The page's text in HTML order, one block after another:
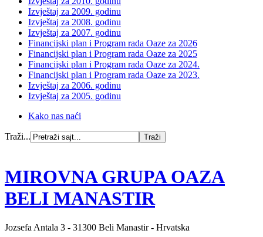
Izvještaj za 2009. godinu
Izvještaj za 2008. godinu
Izvještaj za 2007. godinu
Financijski plan i Program rada Oaze za 2026
Financijski plan i Program rada Oaze za 2025
Financijski plan i Program rada Oaze za 2024.
Financijski plan i Program rada Oaze za 2023.
Izvještaj za 2006. godinu
Izvještaj za 2005. godinu
Kako nas naći
Traži...
MIROVNA GRUPA OAZA
BELI MANASTIR
Jozsefa Antala 3 - 31300 Beli Manastir - Hrvatska